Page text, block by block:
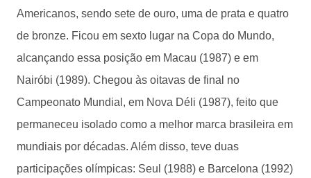
Americanos, sendo sete de ouro, uma de prata e quatro
de bronze. Ficou em sexto lugar na Copa do Mundo,
alcançando essa posição em Macau (1987) e em
Nairóbi (1989). Chegou às oitavas de final no
Campeonato Mundial, em Nova Déli (1987), feito que
permaneceu isolado como a melhor marca brasileira em
mundiais por décadas. Além disso, teve duas
participações olímpicas: Seul (1988) e Barcelona (1992)